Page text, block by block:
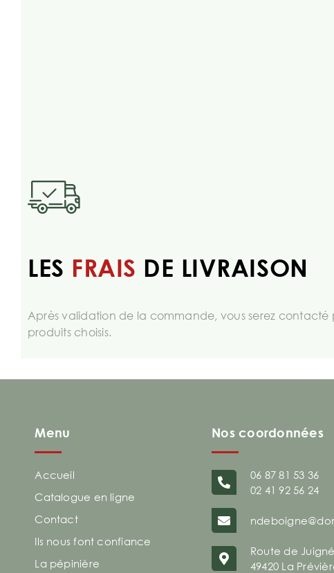
LES FRAIS DE LIVRAISON
Après validation de la commande, vous serez contacté
produits choisis.
Menu
Accueil
Catalogue en ligne
Contact
Ils nous font confiance
La pépinière
Nos coordonnées
06 87 81 53 36
02 41 92 56 24
Route de Juigné
49420 La